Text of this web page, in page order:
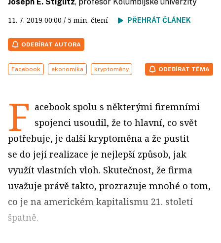
11. 7. 2019 00:00 / 5 min. čtení PŘEHRÁT ČLÁNEK
ODEBÍRAT AUTORA
Facebook ekonomika kryptoměny ODEBÍRAT TÉMA
F acebook spolu s některými firemními
spojenci usoudil, že to hlavní, co svět
potřebuje, je další kryptoměna a že pustit
se do její realizace je nejlepší způsob, jak
využít vlastních vloh. Skutečnost, že firma
uvažuje právě takto, prozrazuje mnohé o tom,
co je na americkém kapitalismu 21. století
špatně.